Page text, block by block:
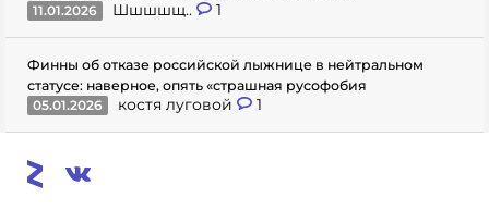
11.01.2026
Шшшшщ.. 1
Финны об отказе российской лыжнице в нейтральном
статусе: наверное, опять «страшная русофобия
05.01.2026
костя луговой 1